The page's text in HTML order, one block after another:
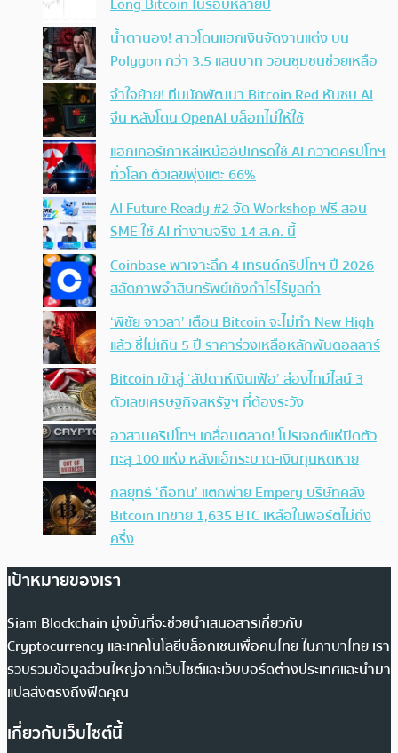
น้ำตานอง! สาวโดนแฮกเงินจัดงานแต่ง บน
Polygon กว่า 3.5 แสนบาท วอนชุมชนช่วยเหลือ
จำใจย้าย! ทีมนักพัฒนา Bitcoin Red หันซบ AI
จีน หลังโดน OpenAI บล็อกไม่ให้ใช้
แฮกเกอร์เกาหลีเหนืออัปเกรดใช้ AI กวาดคริปโทฯ
ทั่วโลก ตัวเลขพุ่งแตะ 66%
AI Future Ready #2 จัด Workshop ฟรี สอน
SME ใช้ AI ทำงานจริง 14 ส.ค. นี้
Coinbase พาเจาะลึก 4 เทรนด์คริปโทฯ ปี 2026
สลัดภาพจำสินทรัพย์เก็งกำไรไร้มูลค่า
‘พิชัย จาวลา’ เตือน Bitcoin จะไม่ทำ New High
แล้ว ชี้ไม่เกิน 5 ปี ราคาร่วงเหลือหลักพันดอลลาร์
Bitcoin เข้าสู่ ‘สัปดาห์เงินเฟ้อ’ ส่องไทม์ไลน์ 3
ตัวเลขเศรษฐกิจสหรัฐฯ ที่ต้องระวัง
อวสานคริปโทฯ เกลื่อนตลาด! โปรเจกต์แห่ปิดตัว
ทะลุ 100 แห่ง หลังแฮ็กระบาด-เงินทุนหดหาย
กลยุทธ์ ‘ถือทน’ แตกพ่าย Empery บริษัทคลัง
Bitcoin เทขาย 1,635 BTC เหลือในพอร์ตไม่ถึง
ครึ่ง
เป้าหมายของเรา
Siam Blockchain มุ่งมั่นที่จะช่วยนำเสนอสารเกี่ยวกับ
Cryptocurrency และเทคโนโลยีบล็อกเชนเพื่อคนไทย ในภาษาไทย เรา
รวบรวมข้อมูลส่วนใหญ่จากเว็บไซต์และเว็บบอร์ดต่างประเทศและนำมา
แปลส่งตรงถึงฟีดคุณ
เกี่ยวกับเว็บไซต์นี้